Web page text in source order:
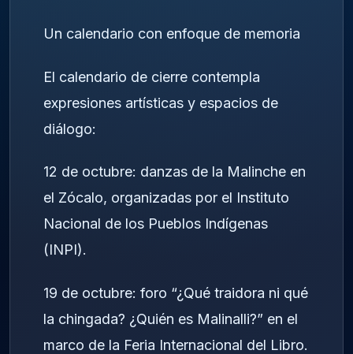
Un calendario con enfoque de memoria
El calendario de cierre contempla
expresiones artísticas y espacios de
diálogo:
12 de octubre: danzas de la Malinche en
el Zócalo, organizadas por el Instituto
Nacional de los Pueblos Indígenas
(INPI).
19 de octubre: foro “¿Qué traidora ni qué
la chingada? ¿Quién es Malinalli?” en el
marco de la Feria Internacional del Libro.